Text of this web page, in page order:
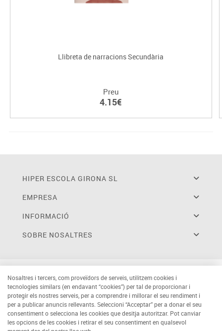
Llibreta de narracions Secundària
Preu
4.15€
HIPER ESCOLA GIRONA SL
EMPRESA
INFORMACIÓ
SOBRE NOSALTRES
Nosaltres i tercers, com proveïdors de serveis, utilitzem cookies i
tecnologies similars (en endavant “cookies”) per tal de proporcionar i
protegir els nostres serveis, per a comprendre i millorar el seu rendiment i
per a publicar anuncis rellevants. Seleccioni “Acceptar” per a donar el seu
consentiment o selecciona les cookies que desitja autoritzar. Pot canviar
les opcions de les cookies i retirar el seu consentiment en qualsevol